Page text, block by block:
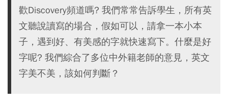
歡Discovery頻道嗎? 我們常常告訴學生，所有英
文聽說讀寫的場合，假如可以，請拿一本小本
子，遇到好、有美感的字就快速寫下。什麼是好
字呢? 我們綜合了多位中外籍老師的意見，英文
字美不美，該如何判斷？